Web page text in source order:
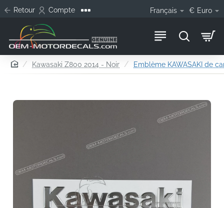
Retour Compte Français € Euro
homeKawasaki Z800 2014 - Noir Emblème KAWASAKI de